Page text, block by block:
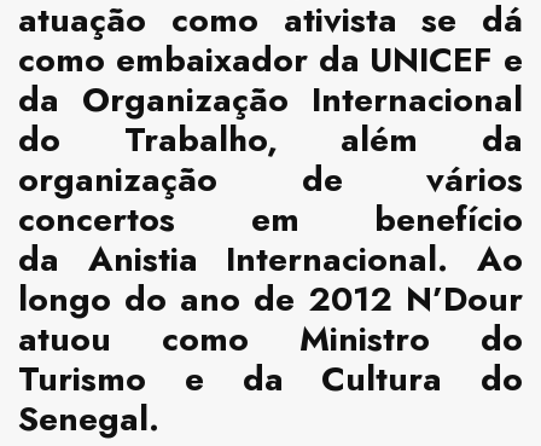
atuação como ativista se dá
como embaixador da UNICEF e
da Organização Internacional
do Trabalho, além da
organização de vários
concertos em benefício
da Anistia Internacional. Ao
longo do ano de 2012 N’Dour
atuou como Ministro do
Turismo e da Cultura do
Senegal.